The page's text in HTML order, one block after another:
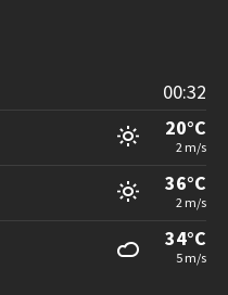
00:32
20°C
2 m/s
36°C
2 m/s
34°C
5 m/s